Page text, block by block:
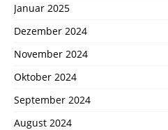
Januar 2025
Dezember 2024
November 2024
Oktober 2024
September 2024
August 2024